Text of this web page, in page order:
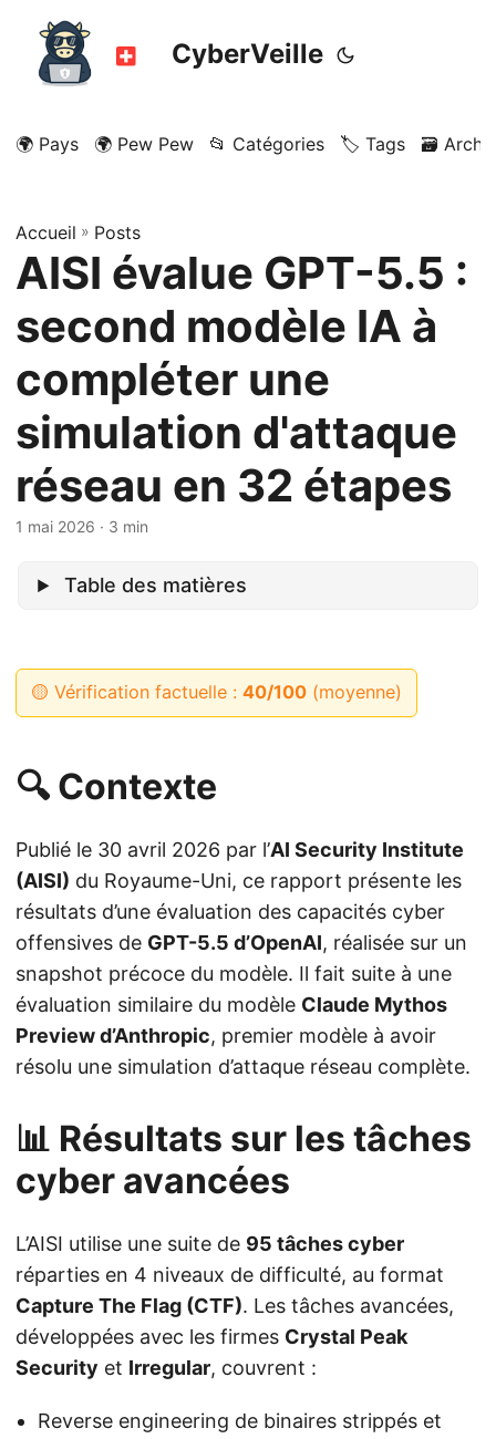
CyberVeille
🌍 Pays 🌍 Pew Pew 📂 Catégories 🏷️ Tags 🗃️
Accueil » Posts
AISI évalue GPT-5.5 :
second modèle IA à
compléter une
simulation d'attaque
réseau en 32 étapes
1 mai 2026 · 3 min
Table des matières
🟡 Vérification factuelle : 40/100(moyenne)
🔍 Contexte
Publié le 30 avril 2026 par l’AI Security Institute
(AISI) du Royaume-Uni, ce rapport présente les
résultats d’une évaluation des capacités cyber
offensives de GPT-5.5 d’OpenAI, réalisée sur un
snapshot précoce du modèle. Il fait suite à une
évaluation similaire du modèle Claude Mythos
Preview d’Anthropic, premier modèle à avoir
résolu une simulation d’attaque réseau complète.
📊 Résultats sur les tâches
cyber avancées
L’AISI utilise une suite de 95 tâches cyber
réparties en 4 niveaux de difficulté, au format
Capture The Flag (CTF). Les tâches avancées,
développées avec les firmes Crystal Peak
Security et Irregular, couvrent :
Reverse engineering de binaires strippés et